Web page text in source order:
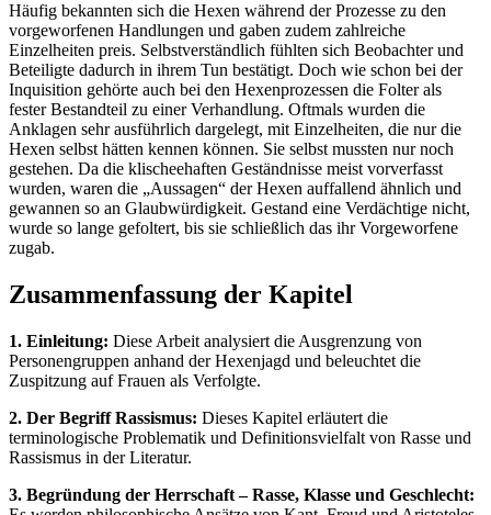
Häufig bekannten sich die Hexen während der Prozesse zu den
vorgeworfenen Handlungen und gaben zudem zahlreiche
Einzelheiten preis. Selbstverständlich fühlten sich Beobachter und
Beteiligte dadurch in ihrem Tun bestätigt. Doch wie schon bei der
Inquisition gehörte auch bei den Hexenprozessen die Folter als
fester Bestandteil zu einer Verhandlung. Oftmals wurden die
Anklagen sehr ausführlich dargelegt, mit Einzelheiten, die nur die
Hexen selbst hätten kennen können. Sie selbst mussten nur noch
gestehen. Da die klischeehaften Geständnisse meist vorverfasst
wurden, waren die „Aussagen“ der Hexen auffallend ähnlich und
gewannen so an Glaubwürdigkeit. Gestand eine Verdächtige nicht,
wurde so lange gefoltert, bis sie schließlich das ihr Vorgeworfene
zugab.
Zusammenfassung der Kapitel
1. Einleitung: Diese Arbeit analysiert die Ausgrenzung von
Personengruppen anhand der Hexenjagd und beleuchtet die
Zuspitzung auf Frauen als Verfolgte.
2. Der Begriff Rassismus: Dieses Kapitel erläutert die
terminologische Problematik und Definitionsvielfalt von Rasse und
Rassismus in der Literatur.
3. Begründung der Herrschaft – Rasse, Klasse und Geschlecht: